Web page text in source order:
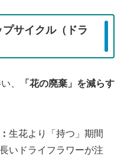
サイクル（ドラ
、
「花の廃棄」を減らす
生花より「持つ」期間
いドライフラワーが注